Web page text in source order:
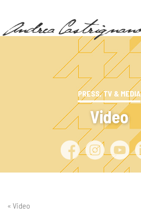
PRESS, TV & MEDIA
Video
« Video